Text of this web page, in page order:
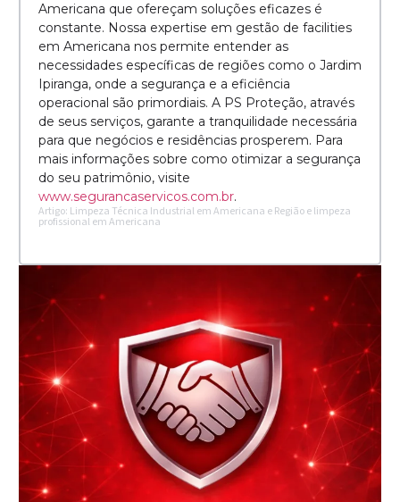
Americana que ofereçam soluções eficazes é
constante. Nossa expertise em gestão de facilities
em Americana nos permite entender as
necessidades específicas de regiões como o Jardim
Ipiranga, onde a segurança e a eficiência
operacional são primordiais. A PS Proteção, através
de seus serviços, garante a tranquilidade necessária
para que negócios e residências prosperem. Para
mais informações sobre como otimizar a segurança
do seu patrimônio, visite
www.segurancaservicos.com.br.
Artigo: Limpeza Técnica Industrial em Americana e Região e limpeza
profissional em Americana